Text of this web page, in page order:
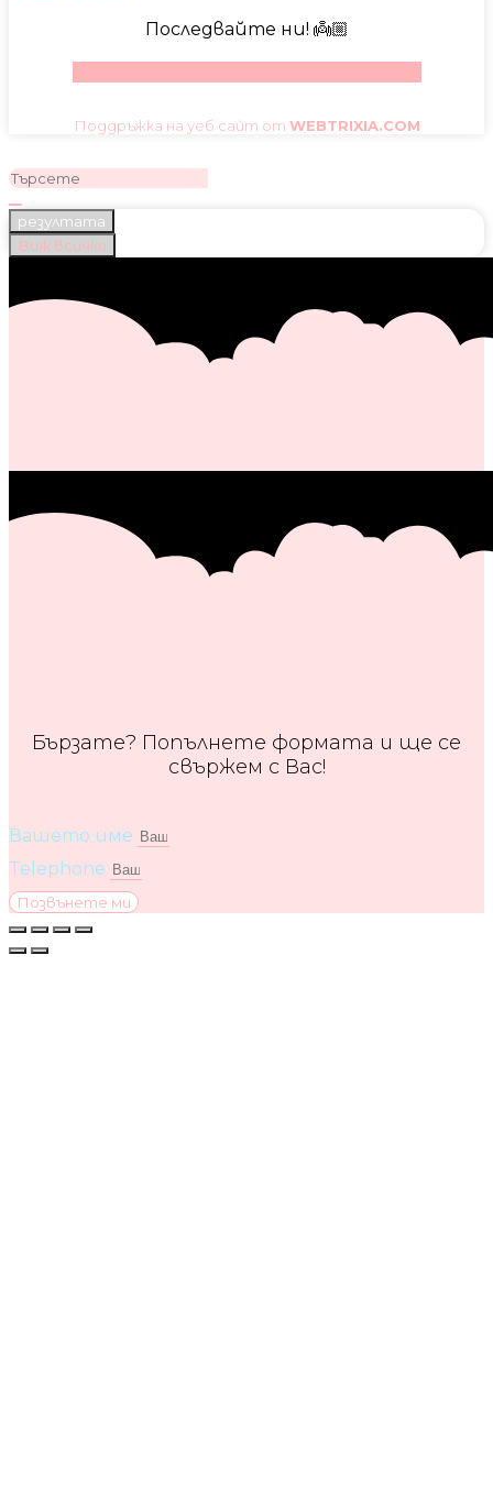
Последвайте ни! 👼🏼
Поддръжка на уеб сайт от WEBTRIXIA.COM
резултата
Виж всички
Бързате? Попълнете формата и ще се
свържем с Вас!
Вашето име
Telephone
Позвънете ми